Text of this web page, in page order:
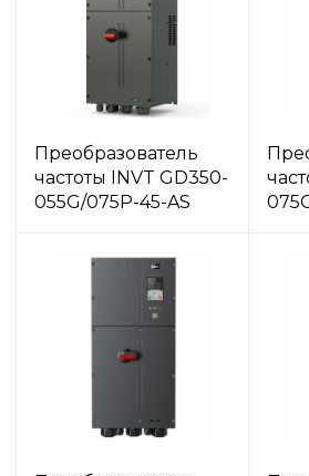
Преобразователь
частоты INVT GD350-
055G/075P-45-AS